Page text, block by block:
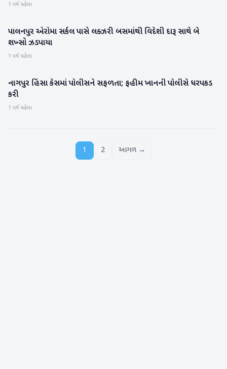
1 વર્ષ પહેલા
બનાસકાંઠા
પાલનપુર એરોમા સર્કલ પાસે લક્ઝરી બસમાંથી વિદેશી દારૂ સાથે બે
શખ્સો ઝડપાયા
1 વર્ષ પહેલા
રાષ્ટ્રીય
નાગપુર હિંસા કેસમાં પોલીસને સફળતા; ફહીમ ખાનની પોલીસે ધરપકડ
કરી
1 વર્ષ પહેલા
1 2 આગળ →